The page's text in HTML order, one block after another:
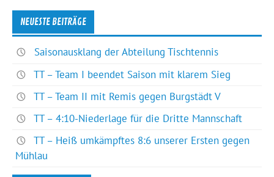
NEUESTE BEITRÄGE
Saisonausklang der Abteilung Tischtennis
TT – Team I beendet Saison mit klarem Sieg
TT – Team II mit Remis gegen Burgstädt V
TT – 4:10-Niederlage für die Dritte Mannschaft
TT – Heiß umkämpftes 8:6 unserer Ersten gegen
Mühlau